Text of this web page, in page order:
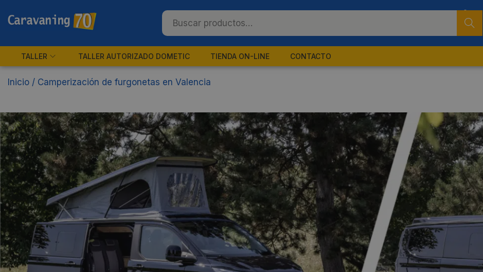
Busca
0
TALLER TALLER AUTORIZADO DOMETIC TIENDA ON-LINE CONTACTO
Inicio / Camperización de furgonetas en Valencia